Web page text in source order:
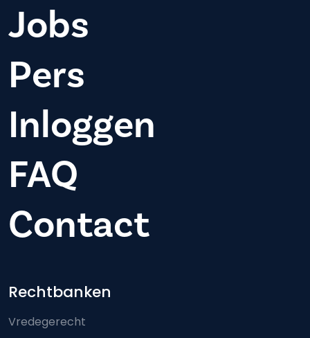
Jobs
Pers
Inloggen
FAQ
Contact
Footer-menu
Rechtbanken
Vredegerecht